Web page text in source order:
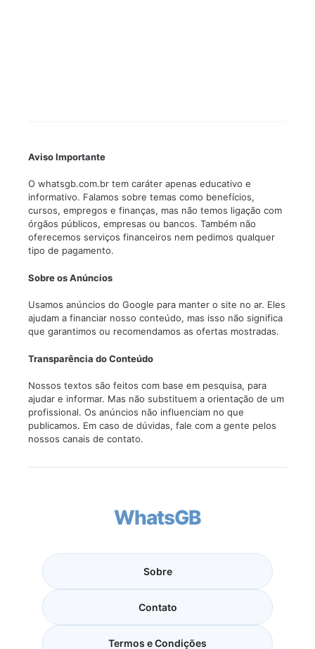
Aviso Importante
O whatsgb.com.br tem caráter apenas educativo e
informativo. Falamos sobre temas como benefícios,
cursos, empregos e finanças, mas não temos ligação com
órgãos públicos, empresas ou bancos. Também não
oferecemos serviços financeiros nem pedimos qualquer
tipo de pagamento.
Sobre os Anúncios
Usamos anúncios do Google para manter o site no ar. Eles
ajudam a financiar nosso conteúdo, mas isso não significa
que garantimos ou recomendamos as ofertas mostradas.
Transparência do Conteúdo
Nossos textos são feitos com base em pesquisa, para
ajudar e informar. Mas não substituem a orientação de um
profissional. Os anúncios não influenciam no que
publicamos. Em caso de dúvidas, fale com a gente pelos
nossos canais de contato.
WhatsGB
Sobre
Contato
Termos e Condições